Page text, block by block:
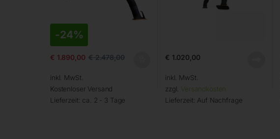
-24%
€ 1.890,00 €2.478,00
inkl. MwSt.
Kostenloser Versand
Lieferzeit: ca. 2 - 3 Tage
€ 1.020,00
inkl. MwSt.
zzgl. Versandkosten
Lieferzeit: Auf Nachfrage